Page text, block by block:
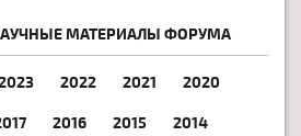
МАТЕРИАЛЫ ФОРУМА
2022 2021 2020
2016 2015 2014